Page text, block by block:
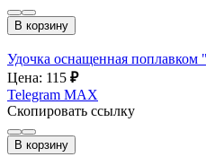
В корзину
Удочка оснащенная поплавком
Цена: 115 ₽
Telegram MAX
Скопировать ссылку
В корзину